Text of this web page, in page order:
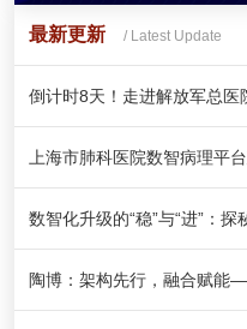
最新更新 / Latest Update
倒计时8天！走进解放军总
上海市肺科医院数智病理平
数智化升级的“稳”与“进”：探
陶博：架构先行，融合赋能